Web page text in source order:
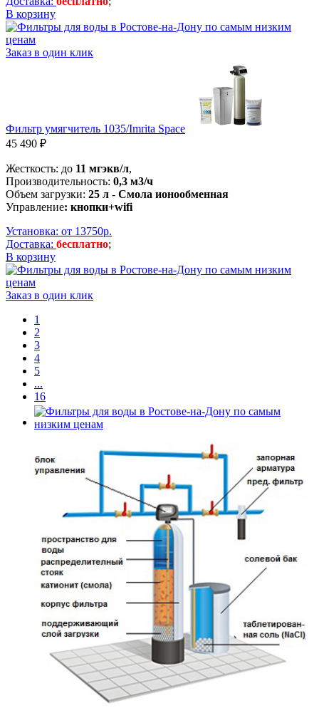
В корзину
Заказ в один клик
Фильтр умягчитель 1035/Imrita Space
45 490 ₽
Жесткость: до 11 мгэкв/л,
Производительность: 0,3 м3/ч
Объем загрузки: 25 л - Смола ионообменная
Управление: кнопки+wifi
Установка: от 13750р.
Доставка: бесплатно;
В корзину
Заказ в один клик
1
2
3
4
5
...
16